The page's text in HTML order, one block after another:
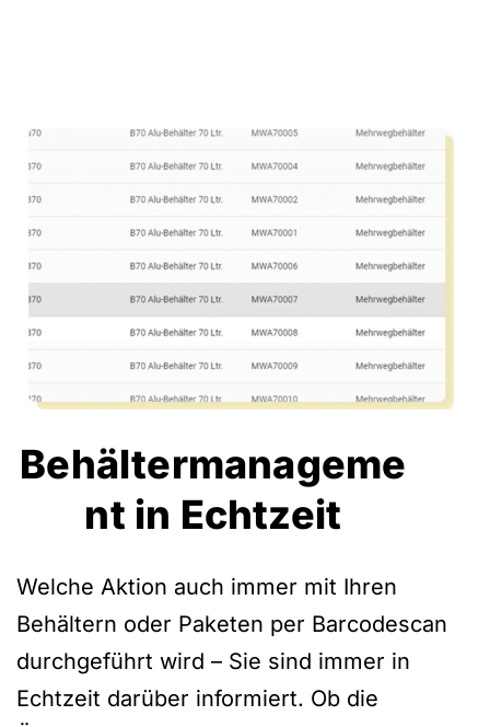
Behältermanageme
nt in Echtzeit
Welche Aktion auch immer mit Ihren
Behältern oder Paketen per Barcodescan
durchgeführt wird – Sie sind immer in
Echtzeit darüber informiert. Ob die